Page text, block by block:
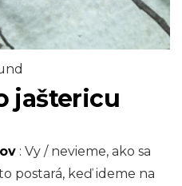
jaštericu
: Vy / nevieme, ako sa
postará, keď ideme na